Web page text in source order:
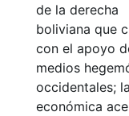
de la derecha
boliviana que
con el apoyo
medios
occidentales;
económica